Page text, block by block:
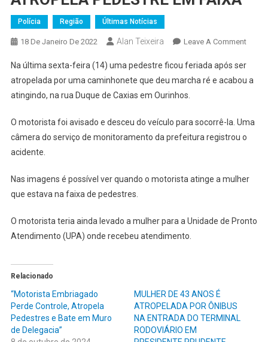
Polícia Região Últimas Notícias
18 De Janeiro De 2022 Alan Teixeira Leave A CommentOn
Na última sexta-feira (14) uma pedestre ficou feriada após ser
atropelada por uma caminhonete que deu marcha ré e acabou a
atingindo, na rua Duque de Caxias em Ourinhos.
O motorista foi avisado e desceu do veículo para socorrê-la. Uma
câmera do serviço de monitoramento da prefeitura registrou o
acidente.
Nas imagens é possível ver quando o motorista atinge a mulher
que estava na faixa de pedestres.
O motorista teria ainda levado a mulher para a Unidade de Pronto
Atendimento (UPA) onde recebeu atendimento.
Relacionado
“Motorista Embriagado
Perde Controle, Atropela
Pedestres e Bate em Muro
de Delegacia”
MULHER DE 43 ANOS É
ATROPELADA POR ÔNIBUS
NA ENTRADA DO TERMINAL
RODOVIÁRIO EM